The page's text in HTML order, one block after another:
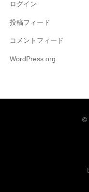
ログイン
投稿フィード
コメントフィード
WordPress.org
©